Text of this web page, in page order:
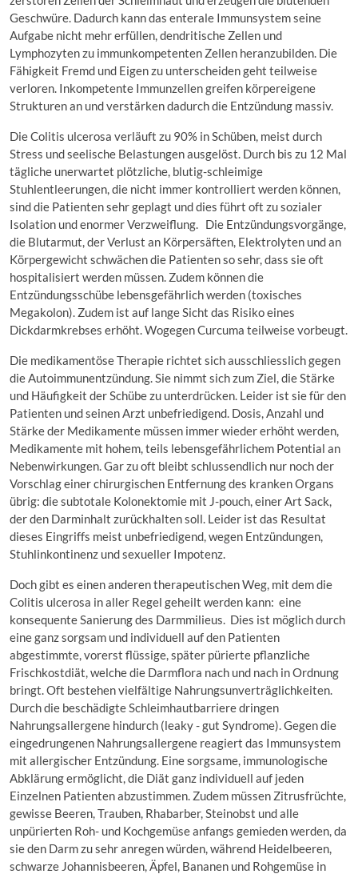
Geschwüre. Dadurch kann das enterale Immunsystem seine
Aufgabe nicht mehr erfüllen, dendritische Zellen und
Lymphozyten zu immunkompetenten Zellen heranzubilden. Die
Fähigkeit Fremd und Eigen zu unterscheiden geht teilweise
verloren. Inkompetente Immunzellen greifen körpereigene
Strukturen an und verstärken dadurch die Entzündung massiv.
Die Colitis ulcerosa verläuft zu 90% in Schüben, meist durch
Stress und seelische Belastungen ausgelöst. Durch bis zu 12 Mal
tägliche unerwartet plötzliche, blutig-schleimige
Stuhlentleerungen, die nicht immer kontrolliert werden können,
sind die Patienten sehr geplagt und dies führt oft zu sozialer
Isolation und enormer Verzweiflung. Die Entzündungsvorgänge,
die Blutarmut, der Verlust an Körpersäften, Elektrolyten und an
Körpergewicht schwächen die Patienten so sehr, dass sie oft
hospitalisiert werden müssen. Zudem können die
Entzündungsschübe lebensgefährlich werden (toxisches
Megakolon). Zudem ist auf lange Sicht das Risiko eines
Dickdarmkrebses erhöht. Wogegen Curcuma teilweise vorbeugt.
Die medikamentöse Therapie richtet sich ausschliesslich gegen
die Autoimmunentzündung. Sie nimmt sich zum Ziel, die Stärke
und Häufigkeit der Schübe zu unterdrücken. Leider ist sie für den
Patienten und seinen Arzt unbefriedigend. Dosis, Anzahl und
Stärke der Medikamente müssen immer wieder erhöht werden,
Medikamente mit hohem, teils lebensgefährlichem Potential an
Nebenwirkungen. Gar zu oft bleibt schlussendlich nur noch der
Vorschlag einer chirurgischen Entfernung des kranken Organs
übrig: die subtotale Kolonektomie mit J-pouch, einer Art Sack,
der den Darminhalt zurückhalten soll. Leider ist das Resultat
dieses Eingriffs meist unbefriedigend, wegen Entzündungen,
Stuhlinkontinenz und sexueller Impotenz.
Doch gibt es einen anderen therapeutischen Weg, mit dem die
Colitis ulcerosa in aller Regel geheilt werden kann: eine
konsequente Sanierung des Darmmilieus. Dies ist möglich durch
eine ganz sorgsam und individuell auf den Patienten
abgestimmte, vorerst flüssige, später pürierte pflanzliche
Frischkostdiät, welche die Darmflora nach und nach in Ordnung
bringt. Oft bestehen vielfältige Nahrungsunverträglichkeiten.
Durch die beschädigte Schleimhautbarriere dringen
Nahrungsallergene hindurch (leaky - gut Syndrome). Gegen die
eingedrungenen Nahrungsallergene reagiert das Immunsystem
mit allergischer Entzündung. Eine sorgsame, immunologische
Abklärung ermöglicht, die Diät ganz individuell auf jeden
Einzelnen Patienten abzustimmen. Zudem müssen Zitrusfrüchte,
gewisse Beeren, Trauben, Rhabarber, Steinobst und alle
unpürierten Roh- und Kochgemüse anfangs gemieden werden, da
sie den Darm zu sehr anregen würden, während Heidelbeeren,
schwarze Johannisbeeren, Äpfel, Bananen und Rohgemüse in